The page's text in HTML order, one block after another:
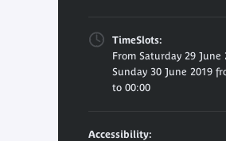
TimeSlots:
From Saturday 29 June
Sunday 30 June 2019
to 00:00
Accessibility: